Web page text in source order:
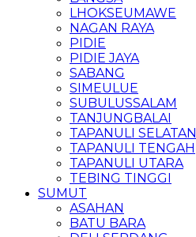
LHOKSEUMAWE
NAGAN RAYA
PIDIE
PIDIE JAYA
SABANG
SIMEULUE
SUBULUSSALAM
TANJUNGBALAI
TAPANULI SELATAN
TAPANULI TENGAH
TAPANULI UTARA
TEBING TINGGI
SUMUT
ASAHAN
BATU BARA